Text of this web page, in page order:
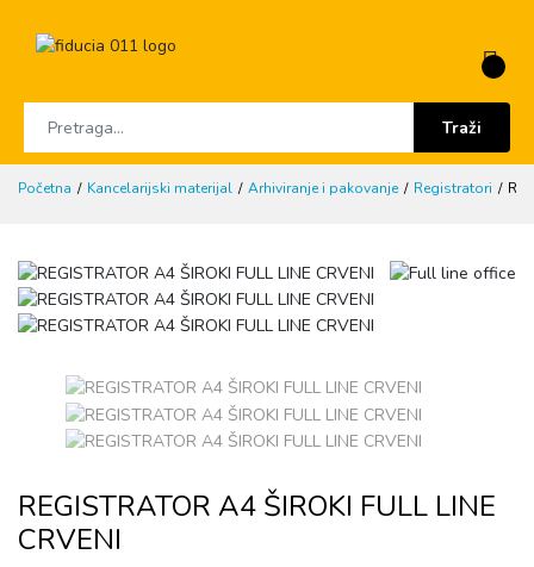
Traži
Početna Kancelarijski materijal Arhiviranje i pakovanje Registratori
REGISTRATOR A4 ŠIROKI FULL LINE
CRVENI